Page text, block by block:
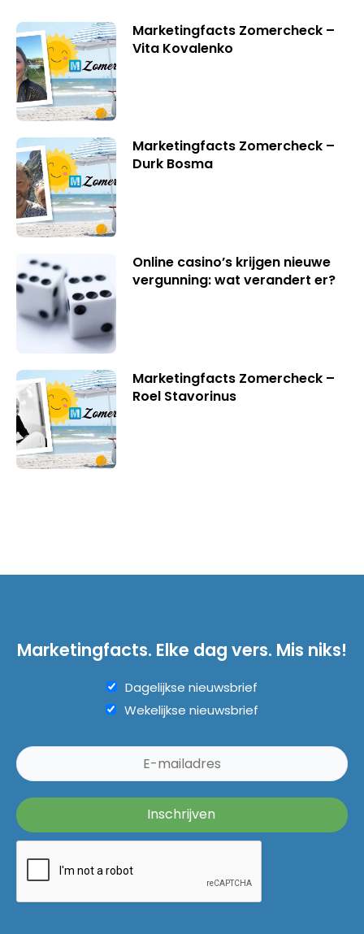
Marketingfacts Zomercheck –
Vita Kovalenko
Marketingfacts Zomercheck –
Durk Bosma
Online casino’s krijgen nieuwe
vergunning: wat verandert er?
Marketingfacts Zomercheck –
Roel Stavorinus
Marketingfacts. Elke dag vers. Mis niks!
Dagelijkse nieuwsbrief
Wekelijkse nieuwsbrief